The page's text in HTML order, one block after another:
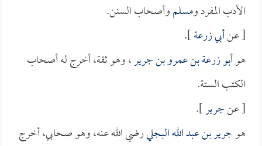
الأدب المفرد ومسلموأصحاب السنن.
[ عنأبي زرعة].
هوأبو زرعة بن عمرو بن جرير، وهو ثقة، أخرج له أصحاب
الكتب الستة.
[ عنجرير].
هوجرير بن عبد الله البجليرضي الله عنه، وهو صحابي، أخرج